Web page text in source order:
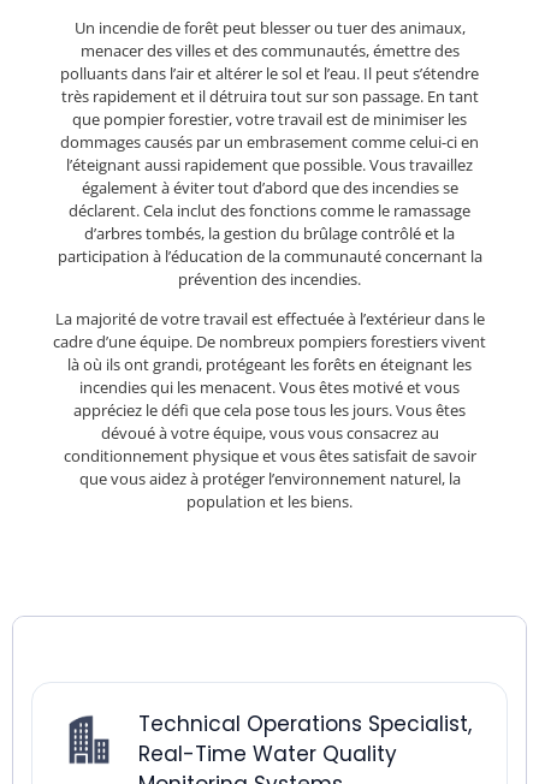
Un incendie de forêt peut blesser ou tuer des animaux,
menacer des villes et des communautés, émettre des
polluants dans l’air et altérer le sol et l’eau. Il peut s’étendre
très rapidement et il détruira tout sur son passage. En tant
que pompier forestier, votre travail est de minimiser les
dommages causés par un embrasement comme celui-ci en
l’éteignant aussi rapidement que possible. Vous travaillez
également à éviter tout d’abord que des incendies se
déclarent. Cela inclut des fonctions comme le ramassage
d’arbres tombés, la gestion du brûlage contrôlé et la
participation à l’éducation de la communauté concernant la
prévention des incendies.
La majorité de votre travail est effectuée à l’extérieur dans le
cadre d’une équipe. De nombreux pompiers forestiers vivent
là où ils ont grandi, protégeant les forêts en éteignant les
incendies qui les menacent. Vous êtes motivé et vous
appréciez le défi que cela pose tous les jours. Vous êtes
dévoué à votre équipe, vous vous consacrez au
conditionnement physique et vous êtes satisfait de savoir
que vous aidez à protéger l’environnement naturel, la
population et les biens.